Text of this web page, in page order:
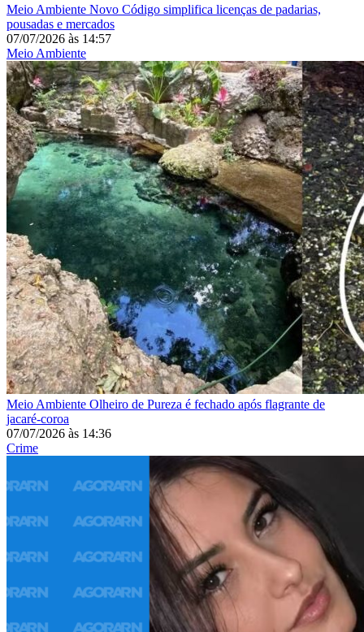
Meio Ambiente Novo Código simplifica licenças de padarias,
pousadas e mercados
07/07/2026 às 14:57
Meio Ambiente
Meio Ambiente Olheiro de Pureza é fechado após flagrante de
jacaré-coroa
07/07/2026 às 14:36
Crime